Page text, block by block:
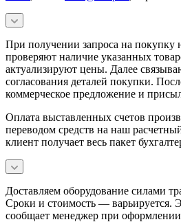
При получении запроса на покупку
проверяют наличие указанных
актуализируют цены. Далее
согласования деталей покупки.
коммерческое предложение и
Оплата выставленных счетов
переводом средств на наш
клиент получает весь пакет
Доставляем оборудование силами
Сроки и стоимость — варьируется.
сообщает менеджер при оформлении